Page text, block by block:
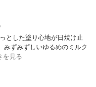
とした塗り心地が日焼け止
みずみずしいゆるめのミルク
を見る